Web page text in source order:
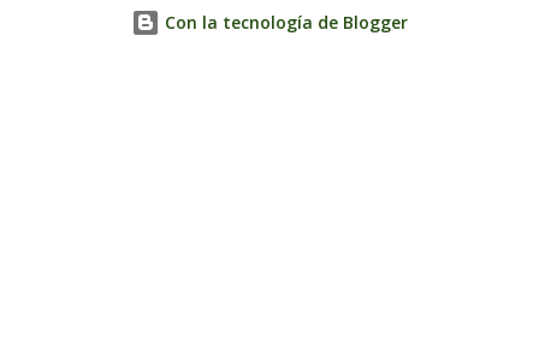
Con la tecnología de Blogger